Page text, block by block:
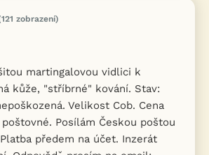
zobrazení)
martingalovou vidlici k
kůže, "stříbrné" kování. Stav:
Velikost Cob. Cena
Posílám Českou poštou
předem na účet. Inzerát